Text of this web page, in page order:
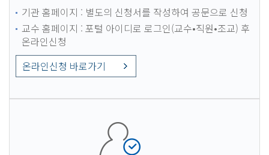
기관 홈페이지 : 별도의 신청서를 작성하여 공문으로 신청
교수 홈페이지 : 포털 아이디로 로그인(교수•직원•조교) 후
온라인신청
온라인신청 바로가기